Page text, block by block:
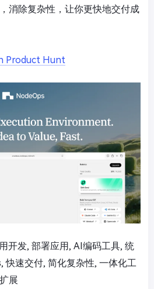
消除复杂性，让你更快地交付成
Product Hunt
开发, 部署应用, AI编码工具, 统
快速交付, 简化复杂性, 一体化工
展